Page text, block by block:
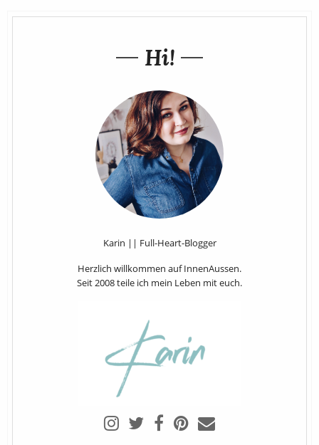
Hi!
Karin || Full-Heart-Blogger
Herzlich willkommen auf InnenAussen.
Seit 2008 teile ich mein Leben mit euch.